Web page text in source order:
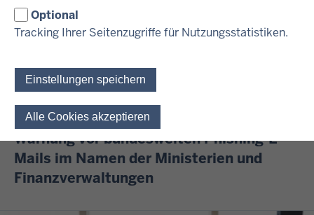
Optional
Tracking Ihrer Seitenzugriffe für Nutzungsstatistiken.
Einstellungen speichern
Alle Cookies akzeptieren
Warnung vor bundesweiten Phishing-E-
Mails im Namen der Ministerien und
Finanzverwaltungen